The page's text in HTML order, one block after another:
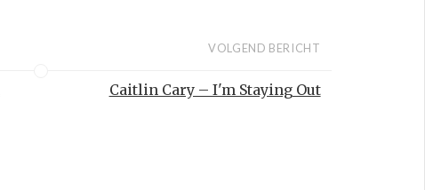
VOLGEND BERICHT
Caitlin Cary – I'm Staying Out